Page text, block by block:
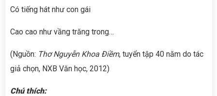
Có tiếng hát như con gái
Cao cao như vầng trăng trong…
(Nguồn: Thơ Nguyễn Khoa Điềm, tuyển tập 40 năm do tác
giả chọn, NXB Văn học, 2012)
Chú thích: